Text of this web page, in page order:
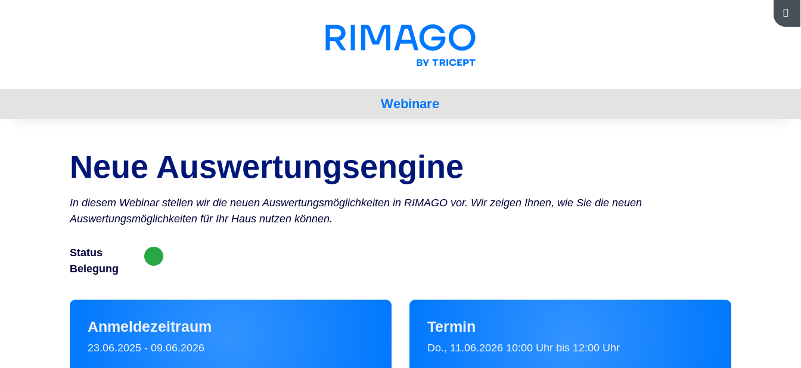
Webinare
Neue Auswertungsengine
In diesem Webinar stellen wir die neuen Auswertungsmöglichkeiten in RIMAGO vor. Wir zeigen Ihnen, wie Sie die neuen
Auswertungsmöglichkeiten für Ihr Haus nutzen können.
Status
Belegung
Anmeldezeitraum
23.06.2025 - 09.06.2026
Termin
Do., 11.06.2026 10:00 Uhr bis 12:00 Uhr